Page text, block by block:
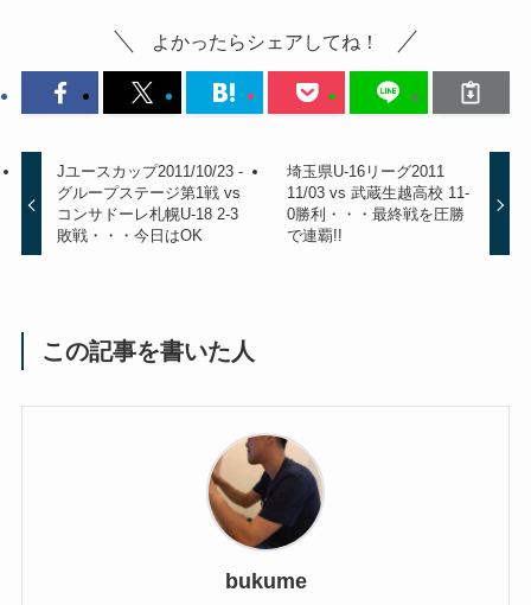
よかったらシェアしてね！
Jユースカップ2011/10/23 -
グループステージ第1戦 vs
コンサドーレ札幌U-18 2-3
敗戦・・・今日はOK
埼玉県U-16リーグ2011
11/03 vs 武蔵生越高校 11-
0勝利・・・最終戦を圧勝
で連覇!!
この記事を書いた人
bukume